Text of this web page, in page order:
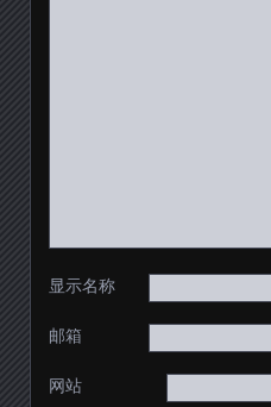
显示名称
邮箱
网站